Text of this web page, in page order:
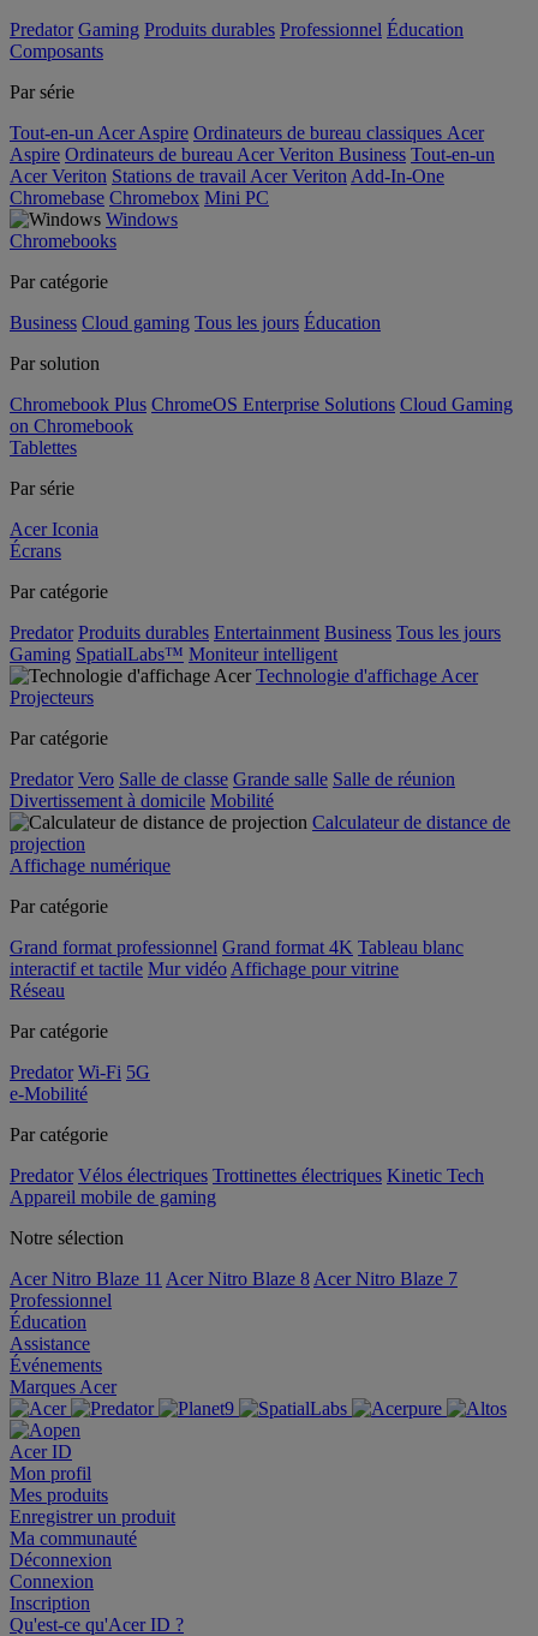
Predator Gaming Produits durables Professionnel Éducation
Composants
Par série
Tout-en-un Acer Aspire Ordinateurs de bureau classiques Acer
Aspire Ordinateurs de bureau Acer Veriton Business Tout-en-un
Acer Veriton Stations de travail Acer Veriton Add-In-One
Chromebase Chromebox Mini PC
Windows
Chromebooks
Par catégorie
Business Cloud gaming Tous les jours Éducation
Par solution
Chromebook Plus ChromeOS Enterprise Solutions Cloud Gaming
on Chromebook
Tablettes
Par série
Acer Iconia
Écrans
Par catégorie
Predator Produits durables Entertainment Business Tous les jours
Gaming SpatialLabs™ Moniteur intelligent
Technologie d'affichage Acer
Projecteurs
Par catégorie
Predator Vero Salle de classe Grande salle Salle de réunion
Divertissement à domicile Mobilité
Calculateur de distance de
projection
Affichage numérique
Par catégorie
Grand format professionnel Grand format 4K Tableau blanc
interactif et tactile Mur vidéo Affichage pour vitrine
Réseau
Par catégorie
Predator Wi-Fi 5G
e-Mobilité
Par catégorie
Predator Vélos électriques Trottinettes électriques Kinetic Tech
Appareil mobile de gaming
Notre sélection
Acer Nitro Blaze 11 Acer Nitro Blaze 8 Acer Nitro Blaze 7
Professionnel
Éducation
Assistance
Événements
Marques Acer
Acer ID
Mon profil
Mes produits
Enregistrer un produit
Ma communauté
Déconnexion
Connexion
Inscription
Qu'est-ce qu'Acer ID ?